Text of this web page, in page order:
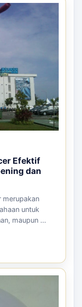
Efektif
dan
merupakan
untuk
maupun ...